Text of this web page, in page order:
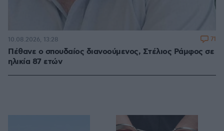
Πέθανε ο σπουδαίος διανοούμενος, Στέλιος Ράμφος σε
ηλικία 87 ετών
10.08.2026, 13:28 71